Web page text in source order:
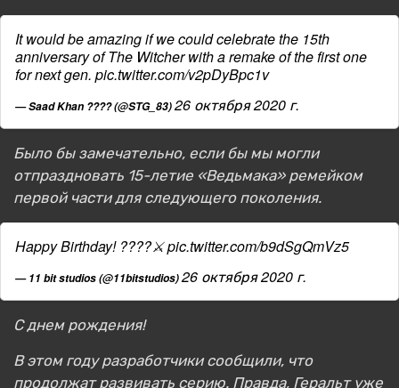
It would be amazing if we could celebrate the 15th
anniversary of The Witcher with a remake of the first one
for next gen. pic.twitter.com/v2pDyBpc1v
— Saad Khan ???? (@STG_83)26 октября 2020 г.
Было бы замечательно, если бы мы могли
отпраздновать 15-летие «Ведьмака» ремейком
первой части для следующего поколения.
Happy Birthday! ????⚔️pic.twitter.com/b9dSgQmVz5
— 11 bit studios (@11bitstudios)26 октября 2020 г.
С днем рождения!
В этом году разработчики сообщили, что
продолжат развивать серию. Правда, Геральт уже